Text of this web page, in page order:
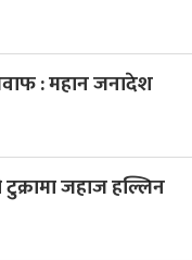
: महान जनादेश
जहाज हल्लिन